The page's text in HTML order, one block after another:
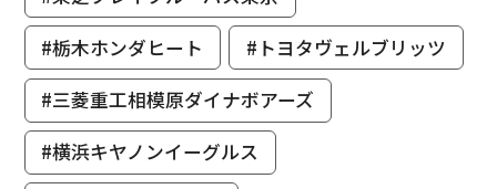
#栃木ホンダヒート
#トヨタヴェルブリッツ
#三菱重工相模原ダイナボアーズ
#横浜キヤノンイーグルス